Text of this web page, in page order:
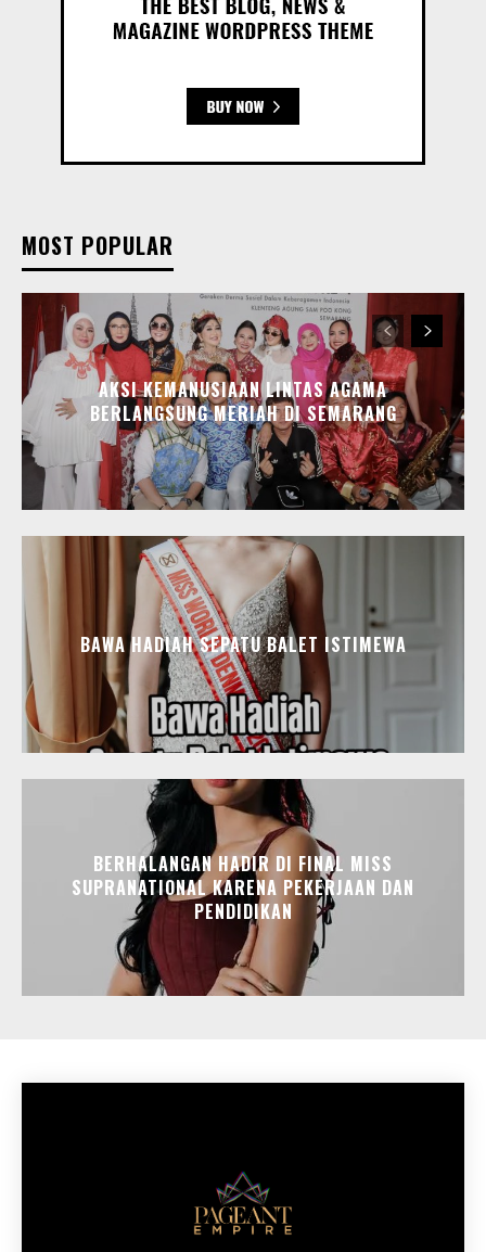
MOST POPULAR
AKSI KEMANUSIAAN LINTAS AGAMA
BERLANGSUNG MERIAH DI SEMARANG
BAWA HADIAH SEPATU BALET ISTIMEWA
BERHALANGAN HADIR DI FINAL MISS
SUPRANATIONAL KARENA PEKERJAAN DAN
PENDIDIKAN